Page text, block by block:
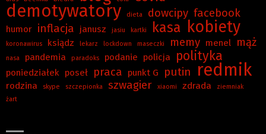
demotywatory dieta dowcipy facebook
humor inflacja janusz jasiu kartki kasa kobiety
koronawirus ksiądz lekarz lockdown maseczki memy menel mąż
nasa pandemia paradoks podanie policja polityka
poniedziałek poseł praca punkt G putin redmik
rodzina skype szczepionka szwagier xiaomi zdrada
ziemniak
żart